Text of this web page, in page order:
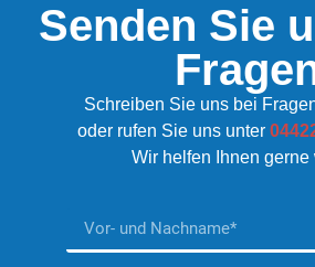
Senden Sie
Schreiben Sie uns bei
oder rufen Sie uns unter
Wir helfen Ihnen gerne